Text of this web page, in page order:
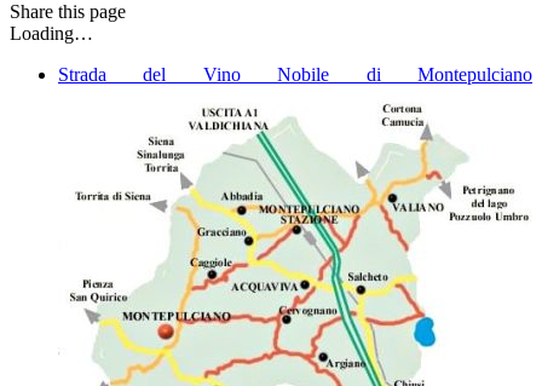
Share this page
Loading…
Strada del Vino Nobile di Montepulciano